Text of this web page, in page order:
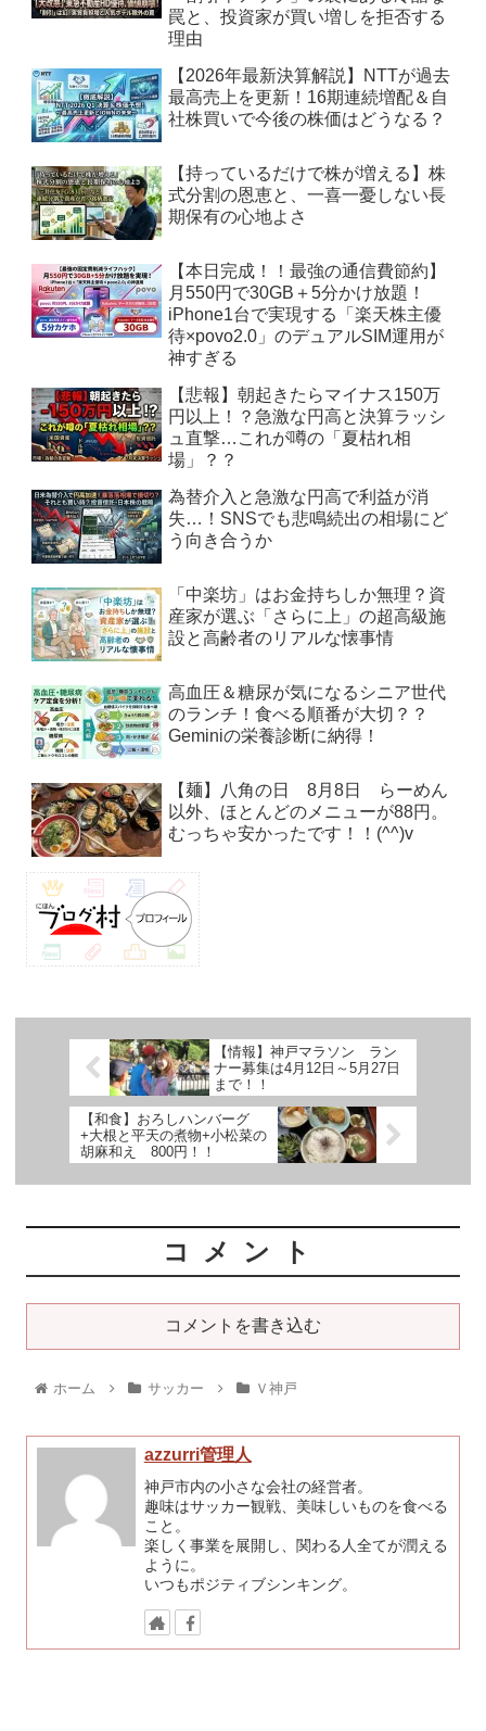
罠と、投資家が買い増しを拒否する
理由
【2026年最新決算解説】NTTが過去
最高売上を更新！16期連続増配＆自
社株買いで今後の株価はどうなる？
【持っているだけで株が増える】株
式分割の恩恵と、一喜一憂しない長
期保有の心地よさ
【本日完成！！最強の通信費節約】
月550円で30GB＋5分かけ放題！
iPhone1台で実現する「楽天株主優
待×povo2.0」のデュアルSIM運用が
神すぎる
【悲報】朝起きたらマイナス150万
円以上！？急激な円高と決算ラッシ
ュ直撃…これが噂の「夏枯れ相
場」？？
為替介入と急激な円高で利益が消
失…！SNSでも悲鳴続出の相場にど
う向き合うか
「中楽坊」はお金持ちしか無理？資
産家が選ぶ「さらに上」の超高級施
設と高齢者のリアルな懐事情
高血圧＆糖尿が気になるシニア世代
のランチ！食べる順番が大切？？
Geminiの栄養診断に納得！
【麺】八角の日 8月8日 らーめん
以外、ほとんどのメニューが88円。
むっちゃ安かったです！！(^^)v
【情報】神戸マラソン ラン
ナー募集は4月12日～5月27日
まで！！
【和食】おろしハンバーグ
+大根と平天の煮物+小松菜の
胡麻和え 800円！！
コメント
コメントを書き込む
ホーム サッカー Ｖ神戸
azzurri管理人
神戸市内の小さな会社の経営者。
趣味はサッカー観戦、美味しいものを食べる
こと。
楽しく事業を展開し、関わる人全てが潤える
ように。
いつもポジティブシンキング。